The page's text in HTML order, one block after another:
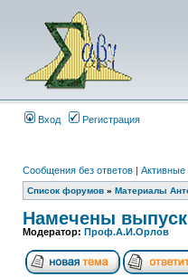
Вход Регистрация
Сообщения без ответов |
Список форумов » Материалы
Намечены
Модератор: Проф.А.И.Орлов